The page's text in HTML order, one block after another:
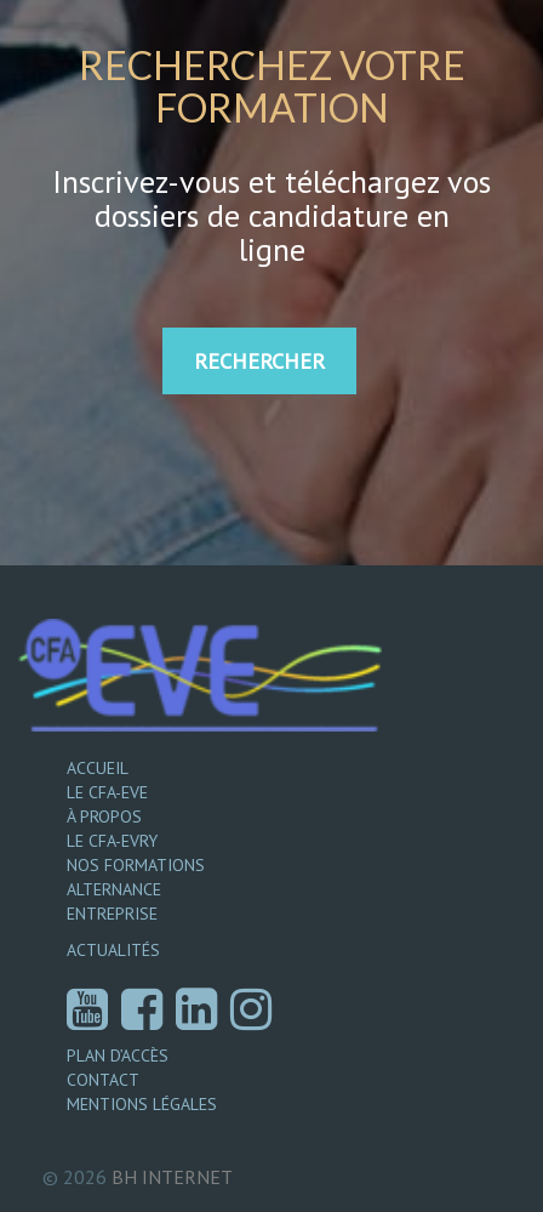
RECHERCHEZ VOTRE
FORMATION
Inscrivez-vous et téléchargez vos
dossiers de candidature en
ligne
RECHERCHER
ACCUEIL
LE CFA-EVE
À PROPOS
LE CFA-EVRY
NOS FORMATIONS
ALTERNANCE
ENTREPRISE
ACTUALITÉS
PLAN D’ACCÈS
CONTACT
MENTIONS LÉGALES
© 2026 BH INTERNET